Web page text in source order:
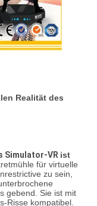
Realität des
Simulator-VR ist
für virtuelle
zu sein,
gebend. Sie ist mit
Risse kompatibel.